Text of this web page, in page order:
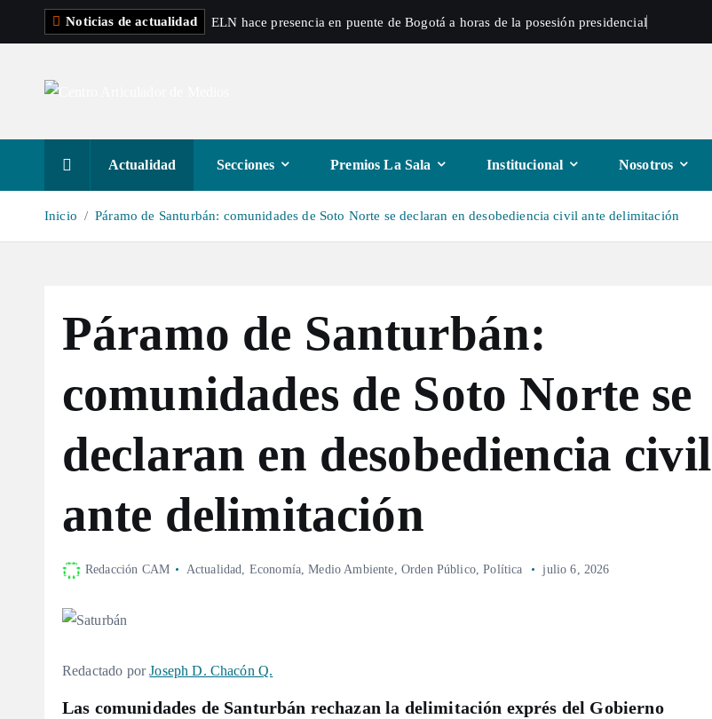
Noticias de actualidad ELN hace presencia en puente de Bogotá a horas de la posesión presidencial
Actualidad Secciones Premios La Sala Institucional Nosotros
Inicio Páramo de Santurbán: comunidades de Soto Norte se declaran en desobediencia civil ante delimitación
Páramo de Santurbán:
comunidades de Soto Norte se
declaran en desobediencia civil
ante delimitación
Redacción CAM Actualidad, Economía,Medio Ambiente, Orden Público,Política julio 6, 2026
Redactado porJoseph D. Chacón Q.
Las comunidades de Santurbán rechazan la delimitación exprés del Gobierno